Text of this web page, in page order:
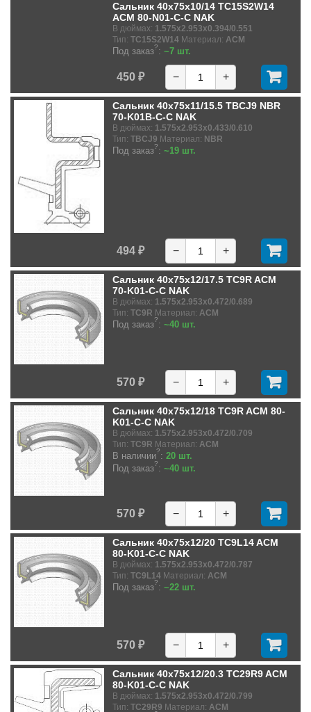
Сальник 40x75x10/14 TC15S2W14
ACM 80-N01-C-C NAK
В дюймах: 1.575x2.953x0.394/0.551
Тип: TC15S2W14 Материал: ACM
Под заказ?: ~7 шт.
450 ₽ − +
Сальник 40x75x11/15.5 TBCJ9 NBR
70-K01B-C-C NAK
В дюймах: 1.575x2.953x0.433/0.610
Тип: TBCJ9 Материал: NBR
Под заказ?: ~19 шт.
494 ₽ − +
Сальник 40x75x12/17.5 TC9R ACM
70-K01-C-C NAK
В дюймах: 1.575x2.953x0.472/0.689
Тип: TC9R Материал: ACM
Под заказ?: ~40 шт.
570 ₽ − +
Сальник 40x75x12/18 TC9R ACM 80-
K01-C-C NAK
В дюймах: 1.575x2.953x0.472/0.709
Тип: TC9R Материал: ACM
В наличии?: 20 шт.
Под заказ?: ~40 шт.
570 ₽ − +
Сальник 40x75x12/20 TC9L14 ACM
80-K01-C-C NAK
В дюймах: 1.575x2.953x0.472/0.787
Тип: TC9L14 Материал: ACM
Под заказ?: ~22 шт.
570 ₽ − +
Сальник 40x75x12/20.3 TC29R9 ACM
80-K01-C-C NAK
В дюймах: 1.575x2.953x0.472/0.799
Тип: TC29R9 Материал: ACM